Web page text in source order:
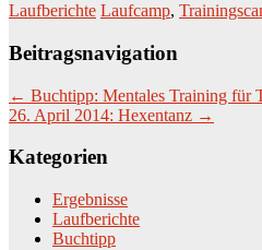
Laufberichte Laufcamp,
Beitragsnavigation
← Buchtipp: Mentales Training für
26. April 2014: Hexentanz →
Kategorien
Ergebnisse
Laufberichte
Buchtipp